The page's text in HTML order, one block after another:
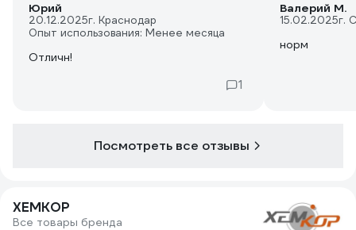
Юрий
20.12.2025г. Краснодар
Опыт использования: Менее месяца
Отличн!
1
Валерий М.
15.02.2025г.
норм
Посмотреть все отзывы
ХЕМКОР
Все товары бренда